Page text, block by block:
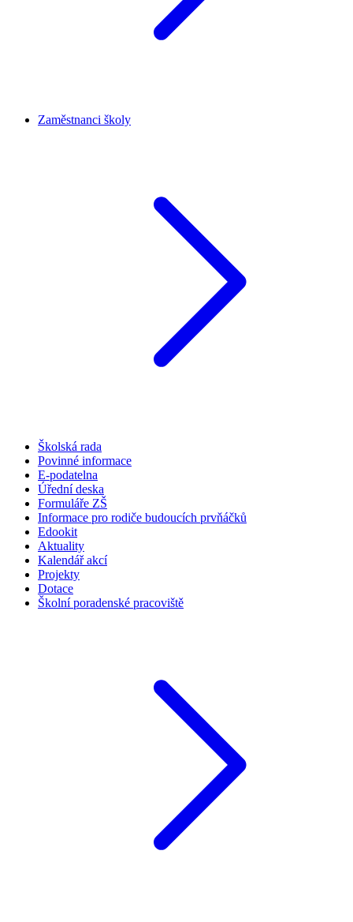
Zaměstnanci školy
Školská rada
Povinné informace
E-podatelna
Úřední deska
Formuláře ZŠ
Informace pro rodiče budoucích prvňáčků
Edookit
Aktuality
Kalendář akcí
Projekty
Dotace
Školní poradenské pracoviště